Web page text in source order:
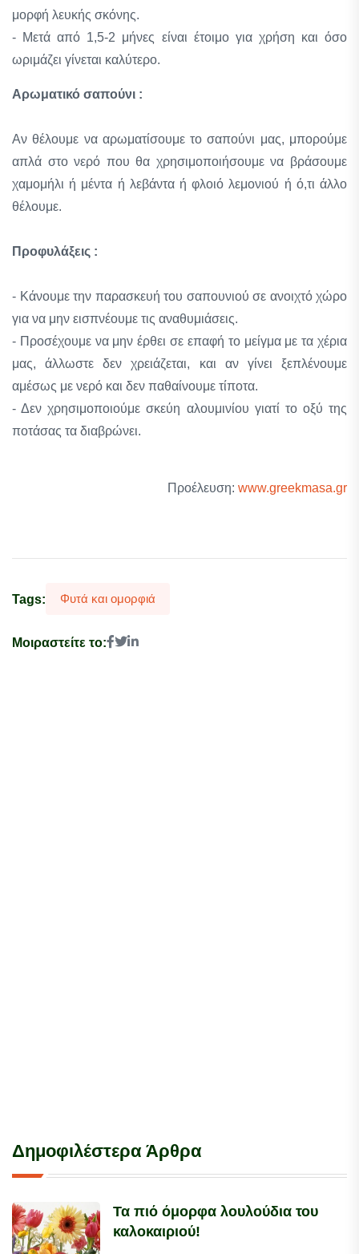
μορφή λευκής σκόνης.
- Μετά από 1,5-2 μήνες είναι έτοιμο για χρήση και όσο
ωριμάζει γίνεται καλύτερο.
Αρωματικό σαπούνι :
Αν θέλουμε να αρωματίσουμε το σαπούνι μας, μπορούμε
απλά στο νερό που θα χρησιμοποιήσουμε να βράσουμε
χαμομήλι ή μέντα ή λεβάντα ή φλοιό λεμονιού ή ό,τι άλλο
θέλουμε.
Προφυλάξεις :
- Κάνουμε την παρασκευή του σαπουνιού σε ανοιχτό χώρο
για να μην εισπνέουμε τις αναθυμιάσεις.
- Προσέχουμε να μην έρθει σε επαφή το μείγμα με τα χέρια
μας, άλλωστε δεν χρειάζεται, και αν γίνει ξεπλένουμε
αμέσως με νερό και δεν παθαίνουμε τίποτα.
- Δεν χρησιμοποιούμε σκεύη αλουμινίου γιατί το οξύ της
ποτάσας τα διαβρώνει.
Προέλευση: www.greekmasa.gr
Tags: Φυτά και ομορφιά
Μοιραστείτε το:
Δημοφιλέστερα Άρθρα
Τα πιό όμορφα λουλούδια του
καλοκαιριού!